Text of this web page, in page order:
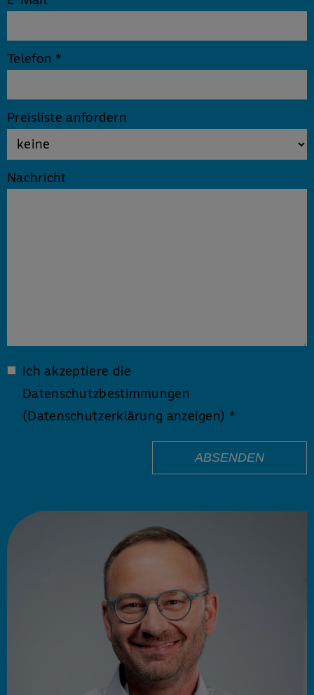
Telefon *
Preisliste anfordern
Nachricht
Ich akzeptiere die
Datenschutzbestimmungen
(Datenschutzerklärung anzeigen) *
ABSENDEN